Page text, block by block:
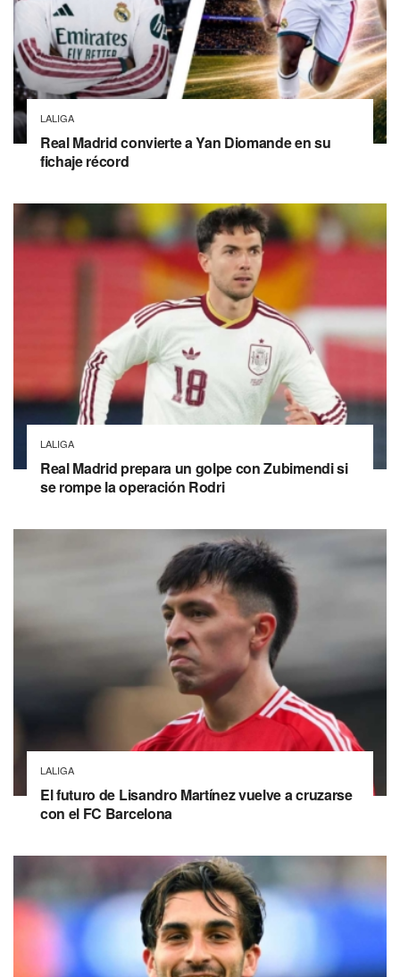
LALIGA
Real Madrid convierte a Yan Diomande en su
fichaje récord
LALIGA
Real Madrid prepara un golpe con Zubimendi si
se rompe la operación Rodri
LALIGA
El futuro de Lisandro Martínez vuelve a cruzarse
con el FC Barcelona